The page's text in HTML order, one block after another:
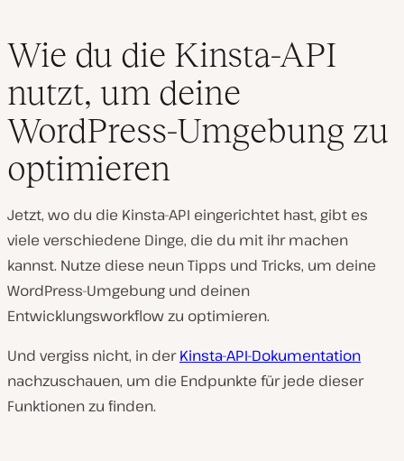
Wie du die Kinsta-API
nutzt, um deine
WordPress-Umgebung zu
optimieren
Jetzt, wo du die Kinsta-API eingerichtet hast, gibt es
viele verschiedene Dinge, die du mit ihr machen
kannst. Nutze diese neun Tipps und Tricks, um deine
WordPress-Umgebung und deinen
Entwicklungsworkflow zu optimieren.
Und vergiss nicht, in derKinsta-API-Dokumentation
nachzuschauen, um die Endpunkte für jede dieser
Funktionen zu finden.